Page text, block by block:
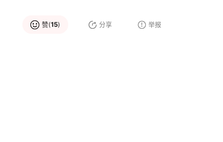
赞(15) 分享 举报